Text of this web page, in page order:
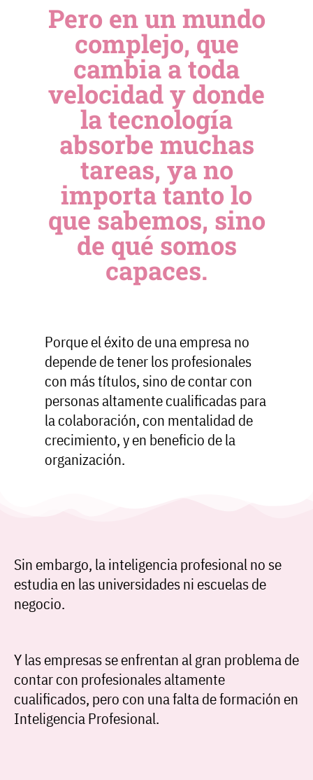
Pero en un mundo
complejo, que
cambia a toda
velocidad y donde
la tecnología
absorbe muchas
tareas, ya no
importa tanto lo
que sabemos, sino
de qué somos
capaces.
Porque el éxito de una empresa no
depende de tener los profesionales
con más títulos, sino de contar con
personas altamente cualificadas para
la colaboración, con mentalidad de
crecimiento, y en beneficio de la
organización.
Sin embargo, la inteligencia profesional no se
estudia en las universidades ni escuelas de
negocio.
Y las empresas se enfrentan al gran problema de
contar con profesionales altamente
cualificados, pero con una falta de formación en
Inteligencia Profesional.